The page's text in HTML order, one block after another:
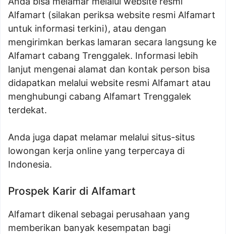
Alfamart (silakan periksa website resmi Alfamart
untuk informasi terkini), atau dengan
mengirimkan berkas lamaran secara langsung ke
Alfamart cabang Trenggalek. Informasi lebih
lanjut mengenai alamat dan kontak person bisa
didapatkan melalui website resmi Alfamart atau
menghubungi cabang Alfamart Trenggalek
terdekat.
Anda juga dapat melamar melalui situs-situs
lowongan kerja online yang terpercaya di
Indonesia.
Prospek Karir di Alfamart
Alfamart dikenal sebagai perusahaan yang
memberikan banyak kesempatan bagi